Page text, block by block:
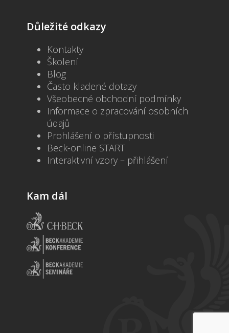
Důležité odkazy
Kontakty
Školení
Blog
Často kladené dotazy
Všeobecné obchodní podmínky
Informace o zpracování osobních
údajů
Prohlášení o přístupnosti
Beck-online START
Interaktivní vzory – přihlášení
Kam dál